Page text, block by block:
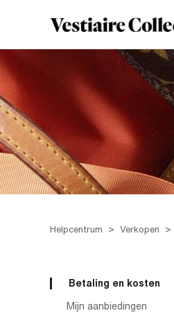
Helpcentrum Verkopen
Betaling en kosten
Mijn aanbiedingen